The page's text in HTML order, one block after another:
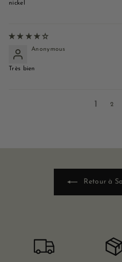
nickel
Anonymous
Très bien
1 2
Retour à